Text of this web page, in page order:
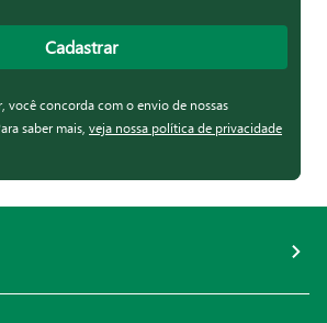
Cadastrar
você concorda com o envio de nossas
saber mais, veja nossa política de privacidade